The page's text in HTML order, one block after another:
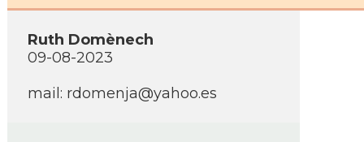
Ruth Domènech
09-08-2023
mail: rdomenja@yahoo.es